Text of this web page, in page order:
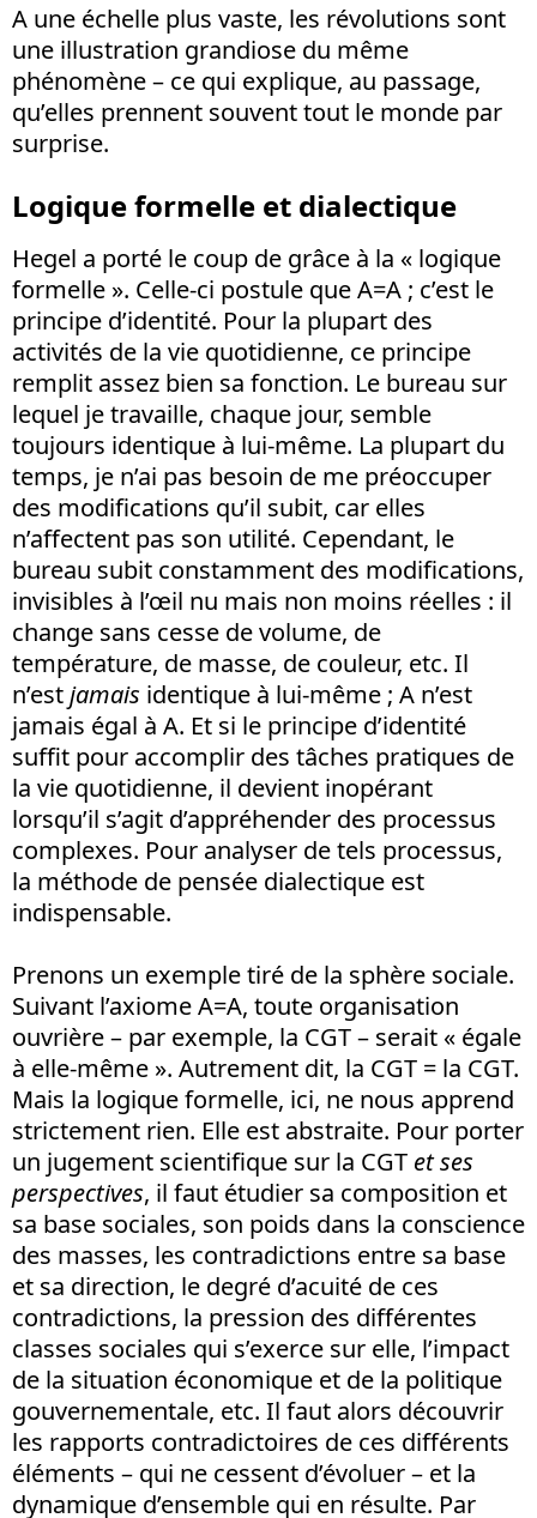
A une échelle plus vaste, les révolutions sont
une illustration grandiose du même
phénomène – ce qui explique, au passage,
qu’elles prennent souvent tout le monde par
surprise.
Logique formelle et dialectique
Hegel a porté le coup de grâce à la « logique
formelle ». Celle-ci postule que A=A ; c’est le
principe d’identité. Pour la plupart des
activités de la vie quotidienne, ce principe
remplit assez bien sa fonction. Le bureau sur
lequel je travaille, chaque jour, semble
toujours identique à lui-même. La plupart du
temps, je n’ai pas besoin de me préoccuper
des modifications qu’il subit, car elles
n’affectent pas son utilité. Cependant, le
bureau subit constamment des modifications,
invisibles à l’œil nu mais non moins réelles : il
change sans cesse de volume, de
température, de masse, de couleur, etc. Il
n’estjamais identique à lui-même ; A n’est
jamais égal à A. Et si le principe d’identité
suffit pour accomplir des tâches pratiques de
la vie quotidienne, il devient inopérant
lorsqu’il s’agit d’appréhender des processus
complexes. Pour analyser de tels processus,
la méthode de pensée dialectique est
indispensable.
Prenons un exemple tiré de la sphère sociale.
Suivant l’axiome A=A, toute organisation
ouvrière – par exemple, la CGT – serait « égale
à elle-même ». Autrement dit, la CGT = la CGT.
Mais la logique formelle, ici, ne nous apprend
strictement rien. Elle est abstraite. Pour porter
un jugement scientifique sur la CGT et ses
perspectives, il faut étudier sa composition et
sa base sociales, son poids dans la conscience
des masses, les contradictions entre sa base
et sa direction, le degré d’acuité de ces
contradictions, la pression des différentes
classes sociales qui s’exerce sur elle, l’impact
de la situation économique et de la politique
gouvernementale, etc. Il faut alors découvrir
les rapports contradictoires de ces différents
éléments – qui ne cessent d’évoluer – et la
dynamique d’ensemble qui en résulte. Par